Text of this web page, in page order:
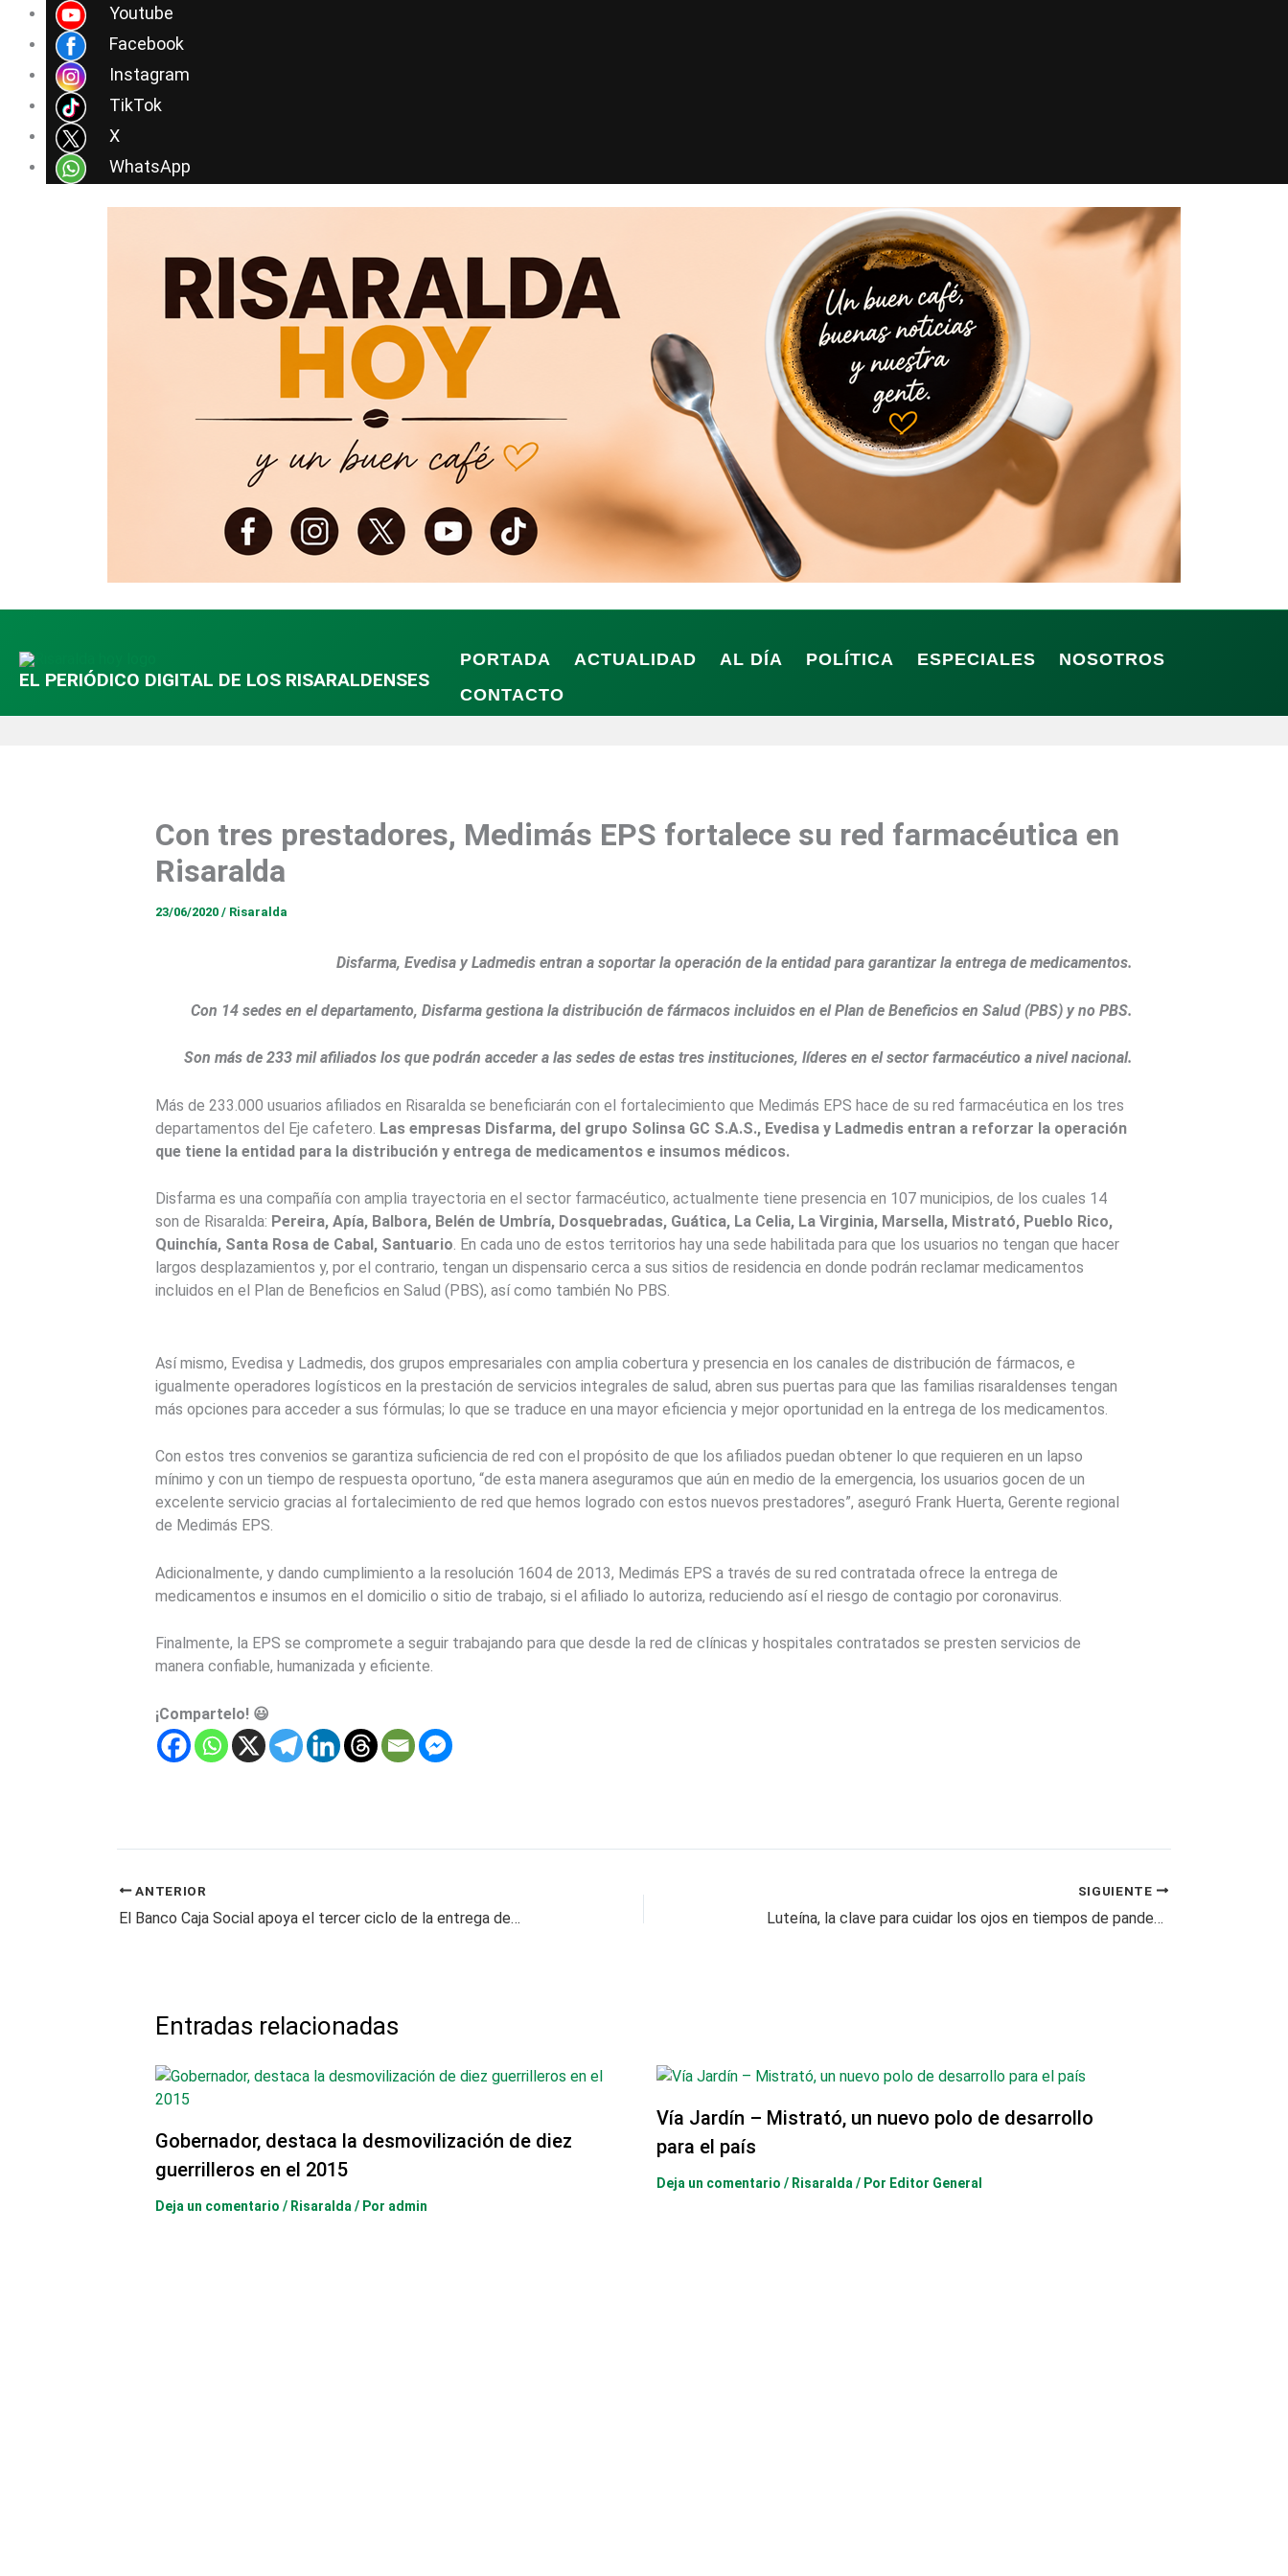
Youtube
Facebook
Instagram
TikTok
X
WhatsApp
contenido
EL PERIÓDICO DIGITAL DE LOS RISARALDENSES
PORTADA ACTUALIDAD AL DÍA POLÍTICA ESPECIALES
NOSOTROS
CONTACTO
Con tres prestadores, Medimás EPS fortalece su red farmacéutica en
Risaralda
23/06/2020 / Risaralda
Disfarma, Evedisa y Ladmedis entran a soportar la operación de la entidad para garantizar la entrega de medicamentos.
Con 14 sedes en el departamento, Disfarma gestiona la distribución de fármacos incluidos en el Plan de Beneficios en Salud (PBS) y no PBS.
Son más de 233 mil afiliados los que podrán acceder a las sedes de estas tres instituciones, líderes en el sector farmacéutico a nivel nacional.
Más de 233.000 usuarios afiliados en Risaralda se beneficiarán con el fortalecimiento que Medimás EPS hace de su red farmacéutica en los tres
departamentos del Eje cafetero. Las empresas Disfarma, del grupo Solinsa GC S.A.S., Evedisa y Ladmedis entran a reforzar la operación
que tiene la entidad para la distribución y entrega de medicamentos e insumos médicos.
Disfarma es una compañía con amplia trayectoria en el sector farmacéutico, actualmente tiene presencia en 107 municipios, de los cuales 14
son de Risaralda: Pereira, Apía, Balbora, Belén de Umbría, Dosquebradas, Guática, La Celia, La Virginia, Marsella, Mistrató, Pueblo Rico,
Quinchía, Santa Rosa de Cabal, Santuario. En cada uno de estos territorios hay una sede habilitada para que los usuarios no tengan que hacer
largos desplazamientos y, por el contrario, tengan un dispensario cerca a sus sitios de residencia en donde podrán reclamar medicamentos
incluidos en el Plan de Beneficios en Salud (PBS), así como también No PBS.
Así mismo, Evedisa y Ladmedis, dos grupos empresariales con amplia cobertura y presencia en los canales de distribución de fármacos, e
igualmente operadores logísticos en la prestación de servicios integrales de salud, abren sus puertas para que las familias risaraldenses tengan
más opciones para acceder a sus fórmulas; lo que se traduce en una mayor eficiencia y mejor oportunidad en la entrega de los medicamentos.
Con estos tres convenios se garantiza suficiencia de red con el propósito de que los afiliados puedan obtener lo que requieren en un lapso
mínimo y con un tiempo de respuesta oportuno, “de esta manera aseguramos que aún en medio de la emergencia, los usuarios gocen de un
excelente servicio gracias al fortalecimiento de red que hemos logrado con estos nuevos prestadores”, aseguró Frank Huerta, Gerente regional
de Medimás EPS.
Adicionalmente, y dando cumplimiento a la resolución 1604 de 2013, Medimás EPS a través de su red contratada ofrece la entrega de
medicamentos e insumos en el domicilio o sitio de trabajo, si el afiliado lo autoriza, reduciendo así el riesgo de contagio por coronavirus.
Finalmente, la EPS se compromete a seguir trabajando para que desde la red de clínicas y hospitales contratados se presten servicios de
manera confiable, humanizada y eficiente.
¡Compartelo! 😃
ANTERIOR
El Banco Caja Social apoya el tercer ciclo de la entrega de Ingreso Solidario
SIGUIENTE
Luteína, la clave para cuidar los ojos en tiempos de pandemia
Entradas relacionadas
Gobernador, destaca la desmovilización de diez
guerrilleros en el 2015
Deja un comentario / Risaralda / Por admin
Vía Jardín – Mistrató, un nuevo polo de desarrollo
para el país
Deja un comentario / Risaralda/ Por Editor General